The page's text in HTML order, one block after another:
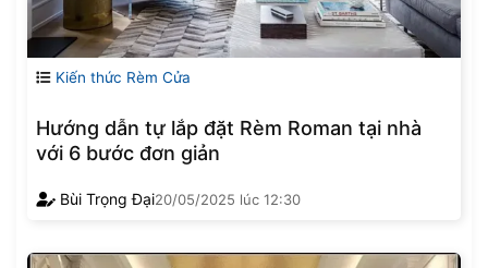
Kiến thức Rèm Cửa
Hướng dẫn tự lắp đặt Rèm Roman tại nhà
với 6 bước đơn giản
Bùi Trọng Đại20/05/2025 lúc 12:30